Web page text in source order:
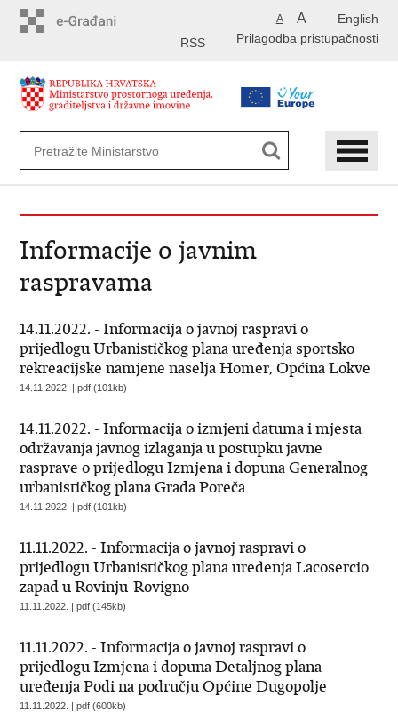
English
A A
Prilagodba pristupačnosti
RSS
Informacije o javnim
raspravama
14.11.2022. - Informacija o javnoj raspravi o
prijedlogu Urbanističkog plana uređenja sportsko
rekreacijske namjene naselja Homer, Općina Lokve
14.11.2022. | pdf (101kb)
14.11.2022. - Informacija o izmjeni datuma i mjesta
održavanja javnog izlaganja u postupku javne
rasprave o prijedlogu Izmjena i dopuna Generalnog
urbanističkog plana Grada Poreča
14.11.2022. | pdf (101kb)
11.11.2022. - Informacija o javnoj raspravi o
prijedlogu Urbanističkog plana uređenja Lacosercio
zapad u Rovinju-Rovigno
11.11.2022. | pdf (145kb)
11.11.2022. - Informacija o javnoj raspravi o
prijedlogu Izmjena i dopuna Detaljnog plana
uređenja Podi na području Općine Dugopolje
11.11.2022. | pdf (600kb)